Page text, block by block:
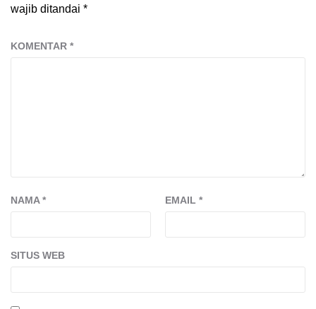
wajib ditandai *
KOMENTAR *
NAMA* EMAIL *
SITUS WEB